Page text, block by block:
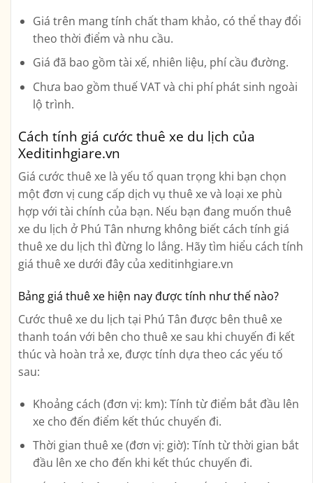
Giá trên mang tính chất tham khảo, có thể thay đổi
theo thời điểm và nhu cầu.
Giá đã bao gồm tài xế, nhiên liệu, phí cầu đường.
Chưa bao gồm thuế VAT và chi phí phát sinh ngoài
lộ trình.
Cách tính giá cước thuê xe du lịch của
Xeditinhgiare.vn
Giá cước thuê xe là yếu tố quan trọng khi bạn chọn
một đơn vị cung cấp dịch vụ thuê xe và loại xe phù
hợp với tài chính của bạn. Nếu bạn đang muốn thuê
xe du lịch ở Phú Tân nhưng không biết cách tính giá
thuê xe du lịch thì đừng lo lắng. Hãy tìm hiểu cách tính
giá thuê xe dưới đây của xeditinhgiare.vn
Bảng giá thuê xe hiện nay được tính như thế nào?
Cước thuê xe du lịch tại Phú Tân được bên thuê xe
thanh toán với bên cho thuê xe sau khi chuyến đi kết
thúc và hoàn trả xe, được tính dựa theo các yếu tố
sau:
Khoảng cách (đơn vị: km): Tính từ điểm bắt đầu lên
xe cho đến điểm kết thúc chuyến đi.
Thời gian thuê xe (đơn vị: giờ): Tính từ thời gian bắt
đầu lên xe cho đến khi kết thúc chuyến đi.